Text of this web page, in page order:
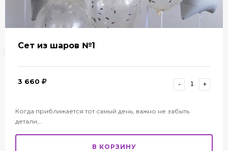
Сет из шаров №1
3 660 - +
Когда приближается тот самый день, важно не забыть
детали,…
В КОРЗИНУ